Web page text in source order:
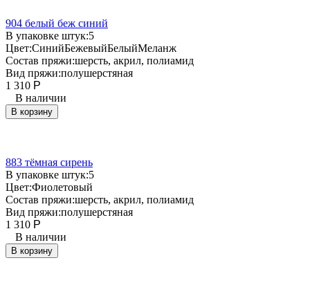
904 белый беж синий
В упаковке штук:5
Цвет:СинийБежевыйБелыйМеланж
Состав пряжи:шерсть, акрил, полиамид
Вид пряжи:полушерстяная
1 310 Р
В наличии
В корзину
883 тёмная сирень
В упаковке штук:5
Цвет:Фиолетовый
Состав пряжи:шерсть, акрил, полиамид
Вид пряжи:полушерстяная
1 310 Р
В наличии
В корзину